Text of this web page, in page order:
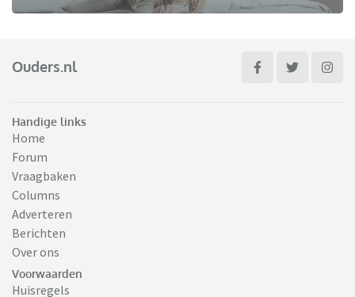
Ouders.nl
Handige links
Home
Forum
Vraagbaken
Columns
Adverteren
Berichten
Over ons
Voorwaarden
Huisregels